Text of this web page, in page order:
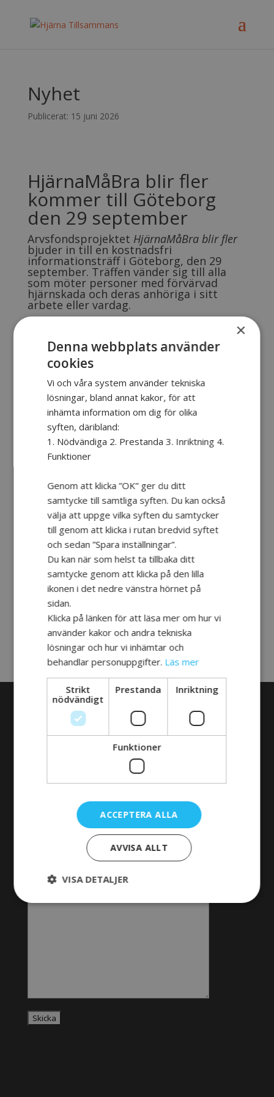
Nyhet
Publicerat: 15 juni 2026
HjärnaMåBra blir fler
kommer till Göteborg
den 29 september
Arvsfondsprojektet HjärnaMåBra blir fler
bjuder in till en kostnadsfri
informationsträff i Göteborg, den 29
september. Träffen vänder sig till alla
som möter personer med förvärvad
hjärnskada och deras anhöriga i sitt
arbete eller vardag.
På träffar får du chansen att ta del av nätverket
HjärnaTillsammans kunskap och erfarenhet samt hur
du kan använda vår hemsida och webbutbildningar
som en tillgång i din verksamhet eller vardag.
Här får du även möjligheten att lyssna på och ställa
frågor till en person som själv lever med en förvärvad
Vår förhoppning är att informationsträffen ska leda till
större kunskap och bättre stöd för personer med
förvärvad hjärnskada och deras anhöriga.
Läs mer i kalendern
Se, spara och skriv ut inbjudan
Till Startsidan Fler Nyheter
OM HJÄRNA TILLSAMMANS
Vi samverkar mot ett gemensamt mål. Att stärka
stödet och rehabiliteringen för personer med förvärvad
hjärnskada. Det är tanken bakom projektet Hjärna
VILL VETA MER
×
Denna webbplats använder
cookies
Vi och våra system använder tekniska
lösningar, bland annat kakor, för att
inhämta information om dig för olika
syften, däribland:
1. Nödvändiga 2. Prestanda 3. Inriktning 4.
Funktioner
Genom att klicka ”OK” ger du ditt
samtycke till samtliga syften. Du kan också
välja att uppge vilka syften du samtycker
till genom att klicka i rutan bredvid syftet
och sedan ”Spara inställningar”.
Du kan när som helst ta tillbaka ditt
samtycke genom att klicka på den lilla
ikonen i det nedre vänstra hörnet på
sidan.
Klicka på länken för att läsa mer om hur vi
använder kakor och andra tekniska
lösningar och hur vi inhämtar och
behandlar personuppgifter. Läs mer
Strikt
nödvändigt
Prestanda Inriktning
Funktioner
ACCEPTERA ALLA
AVVISA ALLT
VISA DETALJER